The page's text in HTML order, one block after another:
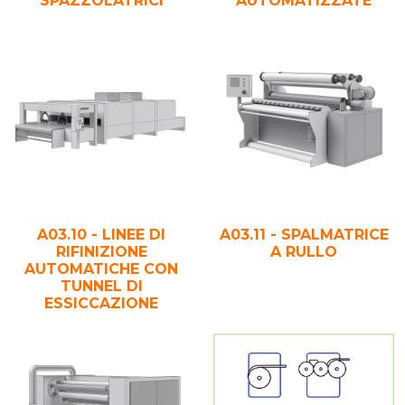
A03.10 - LINEE DI
RIFINIZIONE
AUTOMATICHE CON
TUNNEL DI
ESSICCAZIONE
A03.11 - SPALMATRICE
A RULLO